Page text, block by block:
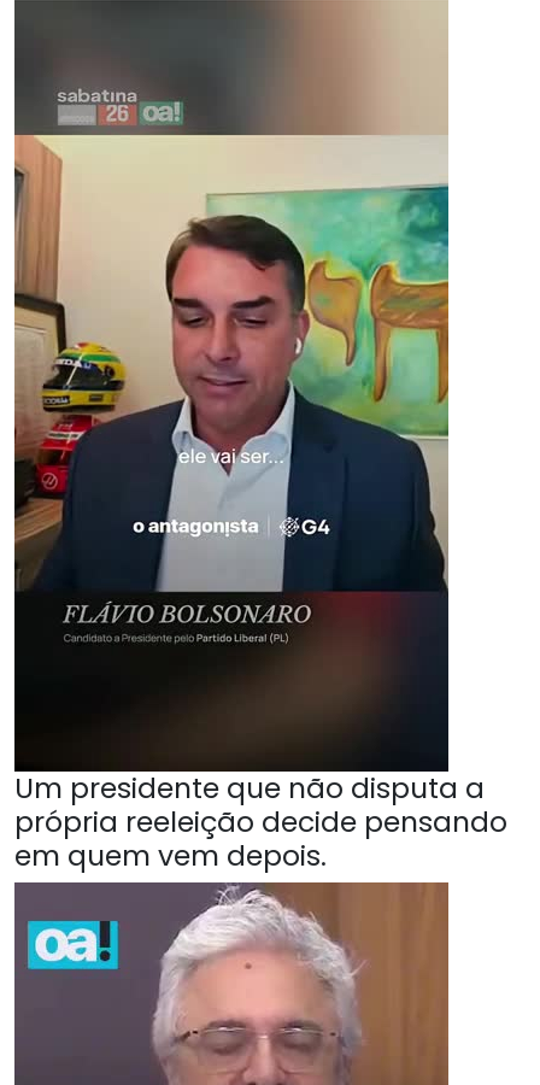
Um presidente que não disputa a
própria reeleição decide pensando
em quem vem depois.